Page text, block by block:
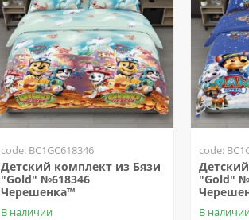
code: BC1GC618346
Детский комплект из Бязи
"Gold" №618346
Черешенка™
В наличии
code:
"Gold"
В